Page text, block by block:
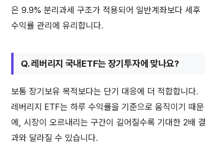
은 9.9% 분리과세 구조가 적용되어 일반계좌보다 세후
수익률 관리에 유리합니다.
Q. 레버리지 국내ETF는 장기투자에 맞나요?
보통 장기보유 목적보다는 단기 대응에 더 적합합니다.
레버리지 ETF는 하루 수익률을 기준으로 움직이기 때문
에, 시장이 오르내리는 구간이 길어질수록 기대한 2배 결
과와 달라질 수 있습니다.